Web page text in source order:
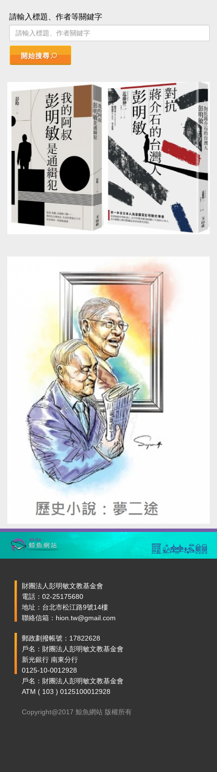
請輸入標題、作者等關鍵字
開始搜尋
財團法人彭明敏文教基金會
電話：02-25175680
地址：台北市松江路9號14樓
聯絡信箱：hion.tw@gmail.com
郵政劃撥帳號：17822628
戶名：財團法人彭明敏文教基金會
新光銀行 南東分行
0125-10-0012928
戶名：財團法人彭明敏文教基金會
ATM ( 103 ) 0125100012928
Copyright@2017 鯨魚網站 版權所有